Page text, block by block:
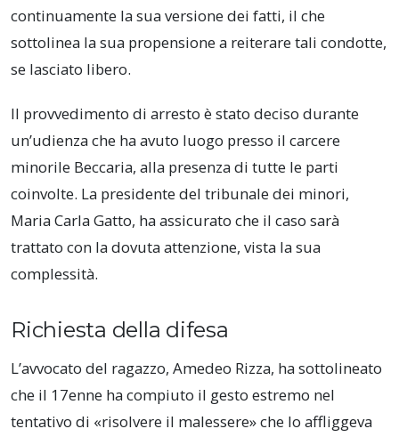
continuamente la sua versione dei fatti, il che
sottolinea la sua propensione a reiterare tali condotte,
se lasciato libero.
Il provvedimento di arresto è stato deciso durante
un’udienza che ha avuto luogo presso il carcere
minorile Beccaria, alla presenza di tutte le parti
coinvolte. La presidente del tribunale dei minori,
Maria Carla Gatto, ha assicurato che il caso sarà
trattato con la dovuta attenzione, vista la sua
complessità.
Richiesta della difesa
L’avvocato del ragazzo, Amedeo Rizza, ha sottolineato
che il 17enne ha compiuto il gesto estremo nel
tentativo di «risolvere il malessere» che lo affliggeva